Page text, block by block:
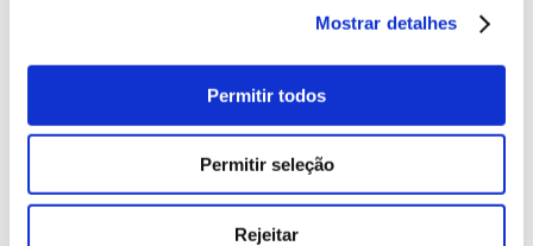
Mostrar detalhes
Permitir todos
Permitir seleção
Rejeitar